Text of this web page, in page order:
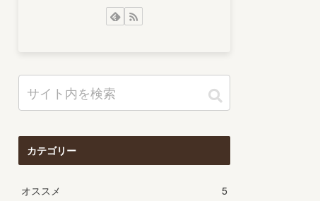
カテゴリー
オススメ 5